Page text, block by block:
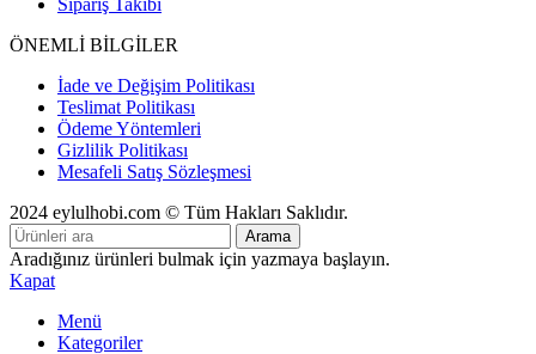
ÖNEMLİ BİLGİLER
İade ve Değişim Politikası
Teslimat Politikası
Ödeme Yöntemleri
Gizlilik Politikası
Mesafeli Satış Sözleşmesi
2024 eylulhobi.com © Tüm Hakları Saklıdır.
Arama
Aradığınız ürünleri bulmak için yazmaya başlayın.
Kapat
Menü
Kategoriler